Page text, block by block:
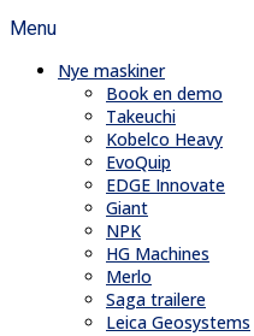
Menu
Nye maskiner
Book en demo
Takeuchi
Kobelco Heavy
EvoQuip
EDGE Innovate
Giant
NPK
HG Machines
Merlo
Saga trailere
Leica Geosystems